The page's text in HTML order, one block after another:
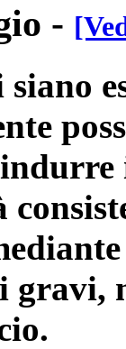
-
gravi,